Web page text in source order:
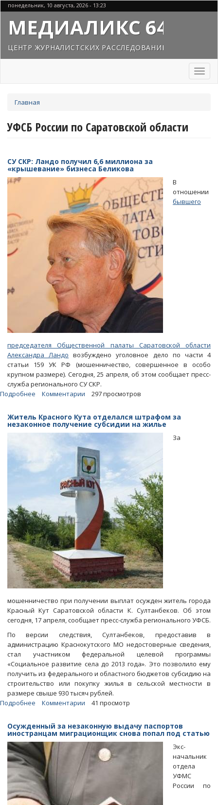
Перейти
к
основному
содержанию
понедельник, 10 августа, 2026 - 13:23
МЕДИАЛИКС 64
ЦЕНТР ЖУРНАЛИСТСКИХ РАССЛЕДОВАНИЙ
Toggle
здесь
Главная
УФСБ России по Саратовской области
СУ СКР: Ландо получил 6,6 миллиона за
«крышевание» бизнеса Беликова
В
отношении
бывшего
председателя Общественной палаты Саратовской области
Александра Ландо возбуждено уголовное дело по части 4
статьи 159 УК РФ (мошенничество, совершенное в особо
крупном размере). Сегодня, 25 апреля, об этом сообщает пресс-
служба регионального СУ СКР.
Подробнее
СКР:
Ландо
получил
«крышевание»
бизнеса
Беликова
Комментарии 297 просмотров
Житель Красного Кута отделался штрафом за
незаконное получение субсидии на жилье
За
мошенничество при получении выплат осужден житель города
Красный Кут Саратовской области К. Султанбеков. Об этом
сегодня, 17 апреля, сообщает пресс-служба регионального УФСБ.
По версии следствия, Султанбеков, предоставив в
администрацию Краснокутского МО недостоверные сведения,
стал участником федеральной целевой программы
«Социальное развитие села до 2013 года». Это позволило ему
получить из федерального и областного бюджетов субсидию на
строительство или покупку жилья в сельской местности в
размере свыше 930 тысяч рублей.
Подробнее
Красного
Кута
отделался
штрафом
за
незаконное
получение
субсидии
на
Комментарии 41 просмотр
Осужденный за незаконную выдачу паспортов
иностранцам миграционщик снова попал под статью
Экс-
начальник
отдела
УФМС
России по